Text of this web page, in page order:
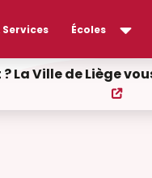
Écoles
La Ville de Liège